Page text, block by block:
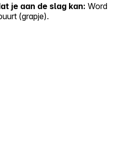
je aan de slag kan: Word
(grapje).